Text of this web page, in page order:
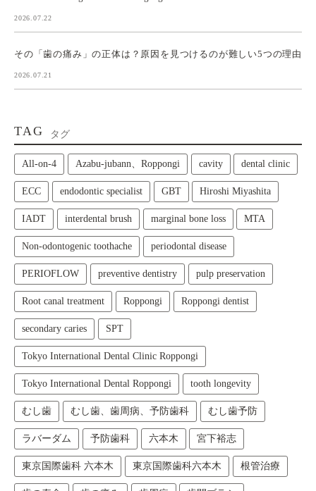
2026.07.22
その「歯の痛み」の正体は？原因を見つけるのが難しい5つの理由
2026.07.21
TAG タグ
All‑on‑4 Azabu-jubann、Roppongi cavity dental clinic
ECC endodontic specialist GBT Hiroshi Miyashita
IADT interdental brush marginal bone loss MTA
Non-odontogenic toothache periodontal disease
PERIOFLOW preventive dentistry pulp preservation
Root canal treatment Roppongi Roppongi dentist
secondary caries SPT
Tokyo International Dental Clinic Roppongi
Tokyo International Dental Roppongi tooth longevity
むし歯 むし歯、歯周病、予防歯科 むし歯予防
ラバーダム 予防歯科 六本木 宮下裕志
東京国際歯科 六本木 東京国際歯科六本木 根管治療